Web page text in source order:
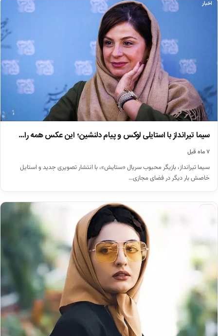
اخبار
سیما تیرانداز با استایلی لوکس و پیام دلنشین؛ این عکس همه را…
۷ ماه قبل
سیما تیرانداز، بازیگر محبوب سریال «ستایش»، با انتشار تصویری جدید و استایل
خاصش بار دیگر در فضای مجازی…